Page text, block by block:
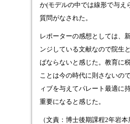
か(モデルの中では線形で与え
質問がなされた。
レポーターの感想としては、
ンジしている文献なので院生
ばならないと感じた。教育に
ことは今の時代に則さないの
ィブを与えてパレート最適に
重要になると感じた。
（文責：博士後期課程2年岩本